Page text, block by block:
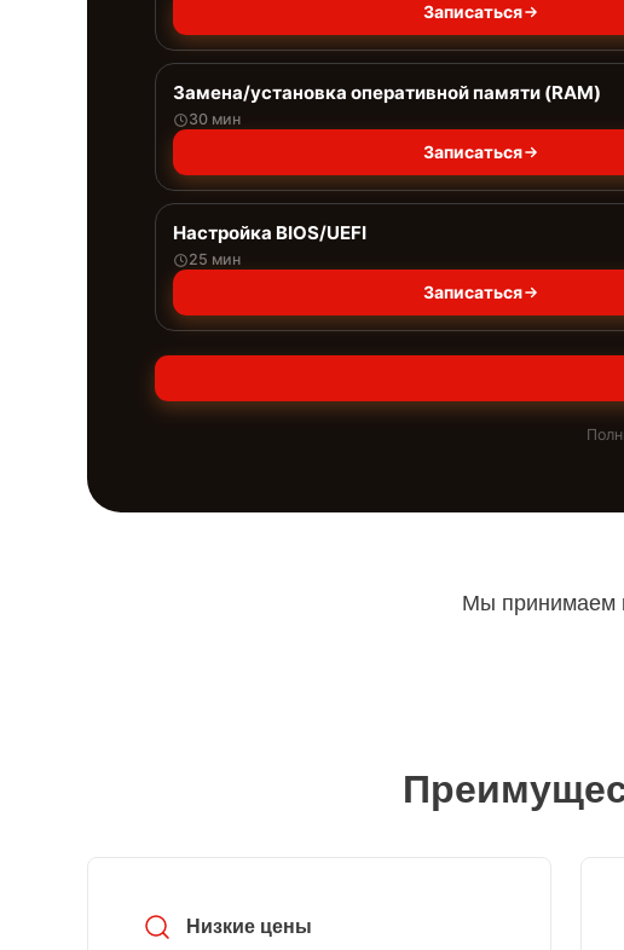
Записаться
Замена/установка оперативной памяти (RAM)
30 мин
Записаться
Настройка BIOS/UEFI
25 мин
Записаться
Мы принимаем
Низкие цены